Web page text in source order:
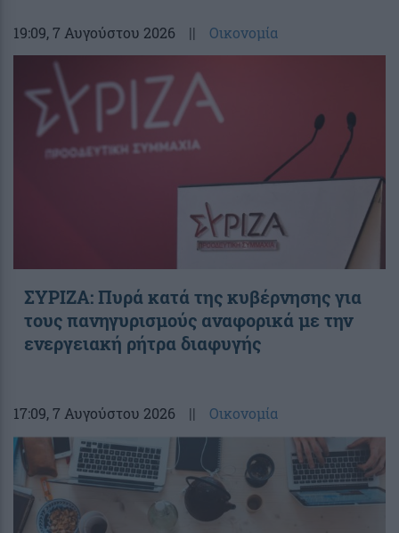
19:09, 7 Αυγούστου 2026 || Οικονομία
ΣΥΡΙΖΑ: Πυρά κατά της κυβέρνησης για
τους πανηγυρισμούς αναφορικά με την
ενεργειακή ρήτρα διαφυγής
17:09, 7 Αυγούστου 2026 || Οικονομία